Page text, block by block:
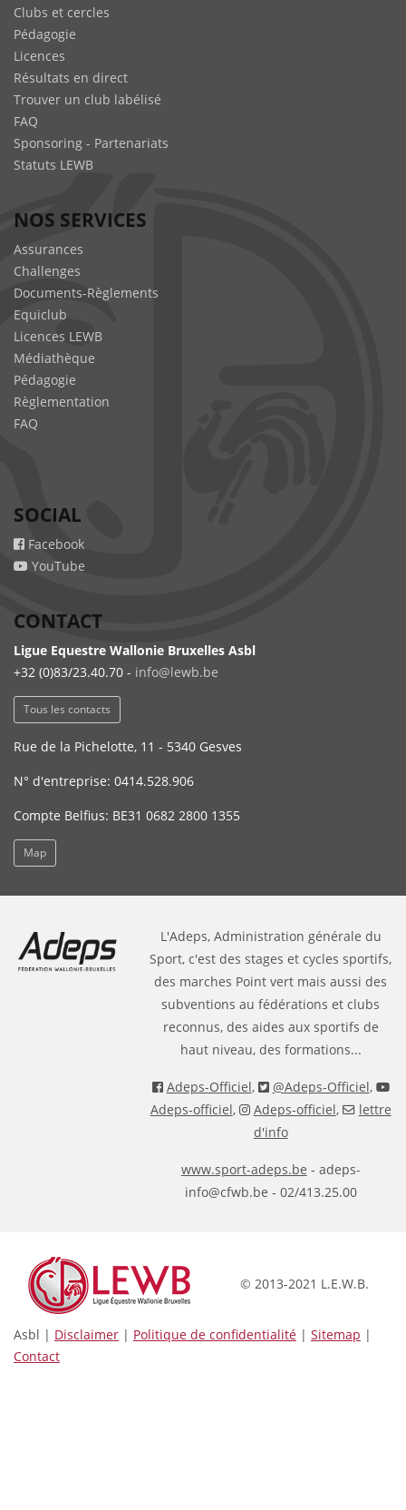
Clubs et cercles
Pédagogie
Licences
Résultats en direct
Trouver un club labélisé
FAQ
Sponsoring - Partenariats
Statuts LEWB
NOS SERVICES
Assurances
Challenges
Documents-Règlements
Equiclub
Licences LEWB
Médiathèque
Pédagogie
Règlementation
FAQ
SOCIAL
Facebook
YouTube
CONTACT
Ligue Equestre Wallonie Bruxelles Asbl
+32 (0)83/23.40.70 - info@lewb.be
Tous les contacts
Rue de la Pichelotte, 11 - 5340 Gesves
N° d'entreprise: 0414.528.906
Compte Belfius: BE31 0682 2800 1355
Map
L'Adeps, Administration générale du
Sport, c'est des stages et cycles sportifs,
des marches Point vert mais aussi des
subventions au fédérations et clubs
reconnus, des aides aux sportifs de
haut niveau, des formations...
Adeps-Officiel, @Adeps-Officiel,
Adeps-officiel, Adeps-officiel,
lettre
d'info
www.sport-adeps.be - adeps-
info@cfwb.be - 02/413.25.00
© 2013-2021 L.E.W.B.
Asbl | Disclaimer | Politique de confidentialité | Sitemap |
Contact